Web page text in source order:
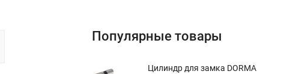
Популярные товары
Цилиндр для замка DORMA